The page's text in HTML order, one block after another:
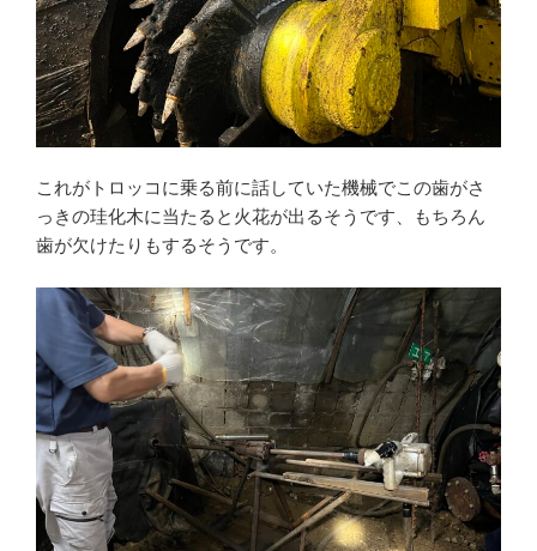
これがトロッコに乗る前に話していた機械でこの歯がさ
っきの珪化木に当たると火花が出るそうです、もちろん
歯が欠けたりもするそうです。